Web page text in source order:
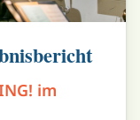
im